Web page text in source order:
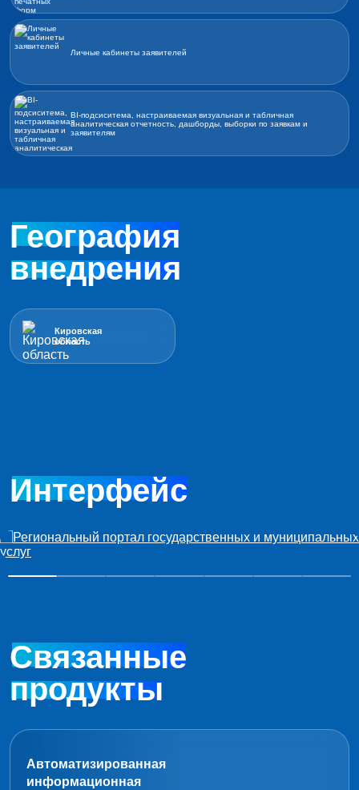
Личные кабинеты заявителей
BI-подсиситема, настраиваемая визуальная и табличная
аналитическая отчетность, дашборды, выборки по заявкам и
заявителям
География
внедрения
Кировская
область
Интерфейс
Связанные
продукты
Автоматизированная
информационная